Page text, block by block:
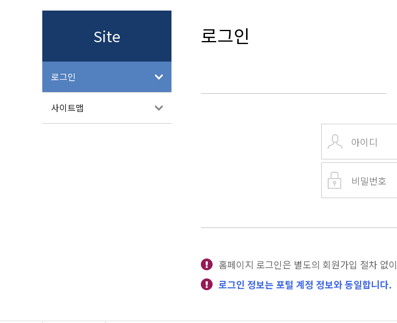
Site
로그인
사이트맵
로그인
홈페이지 로그인은 별도의 회원가입 절차 없이
로그인 정보는 포털 계정 정보와 동일합니다.